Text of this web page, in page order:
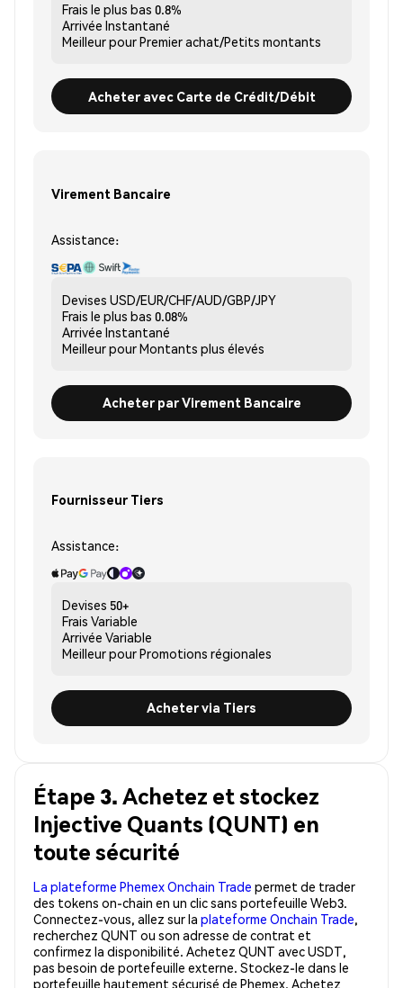
Frais le plus bas 0.8%
Arrivée Instantané
Meilleur pourPremier achat/Petits montants
Acheter avec Carte de Crédit/Débit
Virement Bancaire
Assistance:
Devises USD/EUR/CHF/AUD/GBP/JPY
Frais le plus bas 0.08%
Arrivée Instantané
Meilleur pourMontants plus élevés
Acheter par Virement Bancaire
Fournisseur Tiers
Assistance:
Devises 50+
Frais Variable
Arrivée Variable
Meilleur pourPromotions régionales
Acheter via Tiers
Étape 3. Achetez et stockez
Injective Quants (QUNT) en
toute sécurité
La plateforme Phemex Onchain Trade permet de trader
des tokens on-chain en un clic sans portefeuille Web3.
Connectez-vous, allez sur la plateforme Onchain Trade,
recherchez QUNT ou son adresse de contrat et
confirmez la disponibilité. Achetez QUNT avec USDT,
pas besoin de portefeuille externe. Stockez-le dans le
portefeuille hautement sécurisé de Phemex. Achetez